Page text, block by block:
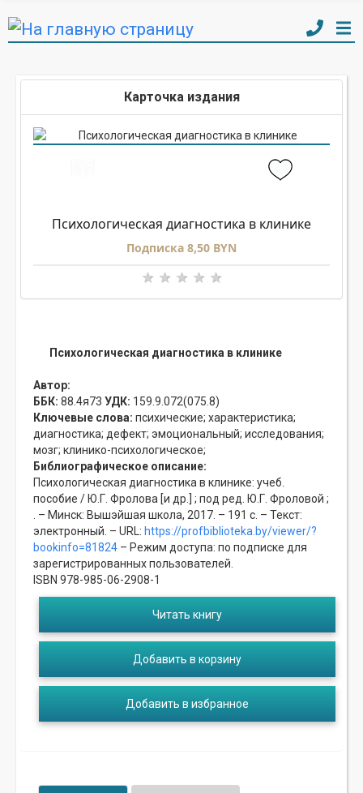
Карточка издания
Психологическая диагностика в клинике
Подписка 8,50 BYN
Психологическая диагностика в клинике
Автор:
ББК: 88.4я73 УДК: 159.9.072(075.8)
Ключевые слова: психические; характеристика;
диагностика; дефект; эмоциональный; исследования;
мозг; клинико-психологическое;
Библиографическое описание:
Психологическая диагностика в клинике: учеб.
пособие / Ю.Г. Фролова [и др.] ; под ред. Ю.Г. Фроловой ;
. – Минск: Вышэйшая школа, 2017. – 191 с. – Текст:
электронный. – URL: https://profbiblioteka.by/viewer/?
bookinfo=81824 – Режим доступа: по подписке для
зарегистрированных пользователей.
ISBN 978-985-06-2908-1
Читать книгу
Добавить в корзину
Добавить в избранное